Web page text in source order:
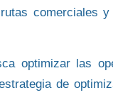
comerciales
optimizar las
de